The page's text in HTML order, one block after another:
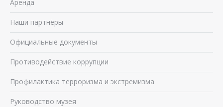
Аренда
Наши партнёры
Официальные документы
Противодействие коррупции
Профилактика терроризма и экстремизма
Руководство музея